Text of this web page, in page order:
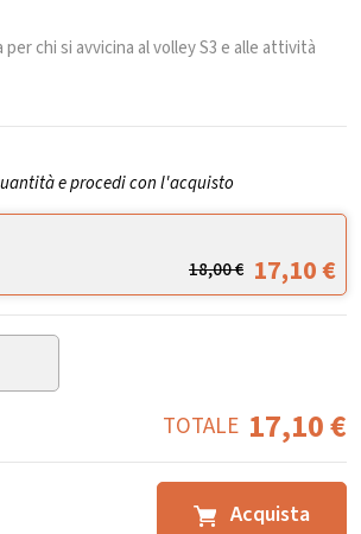
chi si avvicina al volley S3 e alle attività
e procedi con l'acquisto
18,00€ 17,10€
TOTALE 17,10€
Acquista